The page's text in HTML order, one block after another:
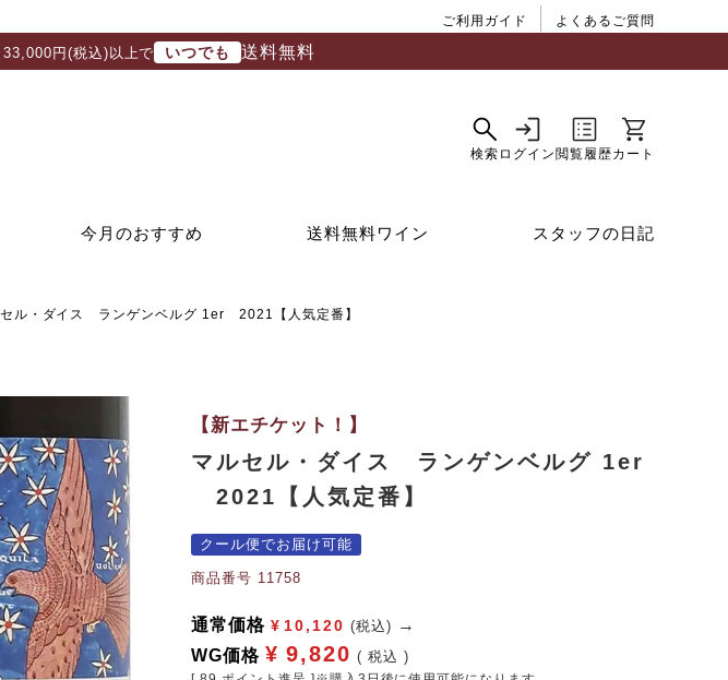
ご利用ガイド よくあるご質問
円(税込)以上で いつでも 送料無料
今月のおすすめ 送料無料ワイン スタッフの日記
ル・ダイス ランゲンベルグ 1er 2021【人気定番】
【新エチケット！】
マルセル・ダイス ランゲンベルグ 1er
2021【人気定番】
クール便でお届け可能
商品番号 11758
通常価格 ¥ 10,120 (税込)
WG価格 ¥ 9,820 税込